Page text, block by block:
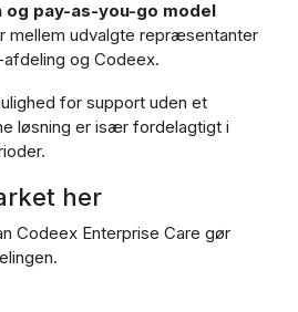
og pay-as-you-go model
mellem udvalgte repræsentanter
og Codeex.
for support uden et
løsning er især fordelagtigt i
her
Codeex Enterprise Care gør